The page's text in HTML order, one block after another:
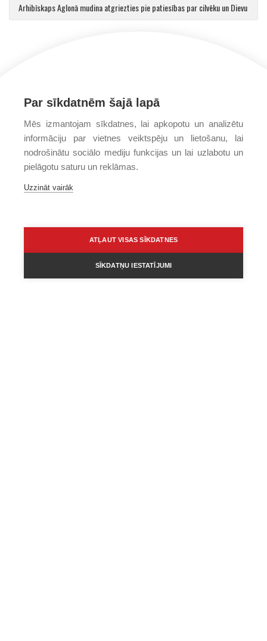
Arhibīskaps Aglonā mudina atgriezties pie patiesības par cilvēku un Dievu
Par sīkdatnēm šajā lapā
Mēs izmantojam sīkdatnes, lai apkopotu un analizētu
informāciju par vietnes veiktspēju un lietošanu, lai
nodrošinātu sociālo mediju funkcijas un lai uzlabotu un
pielāgotu saturu un reklāmas.
Uzzināt vairāk
ATĻAUT VISAS SĪKDATNES
SĪKDATŅU IESTATĪJUMI